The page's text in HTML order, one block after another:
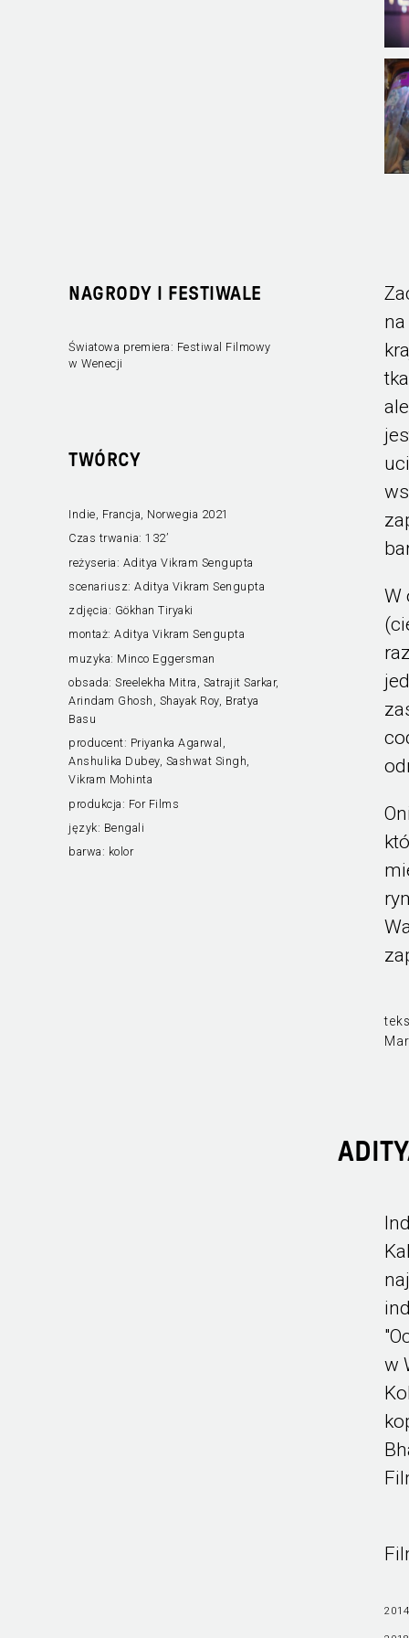
NAGRODY I FESTIWALE
Światowa premiera: Festiwal Filmowy
w Wenecji
TWÓRCY
Indie, Francja, Norwegia 2021
Czas trwania: 132’
reżyseria: Aditya Vikram Sengupta
scenariusz:Aditya Vikram Sengupta
zdjęcia: Gökhan Tiryaki
montaż:Aditya Vikram Sengupta
muzyka: Minco Eggersman
obsada:Sreelekha Mitra, Satrajit Sarkar,
Arindam Ghosh, Shayak Roy, Bratya
Basu
producent: Priyanka Agarwal,
Anshulika Dubey, Sashwat Singh,
Vikram Mohinta
produkcja: For Films
język: Bengali
barwa: kolor
W
w